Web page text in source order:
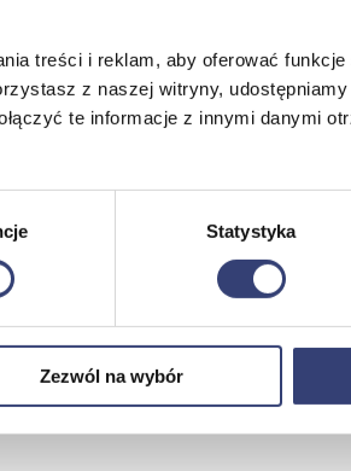
treści i reklam, aby oferować funkcje
z naszej witryny,
te informacje z innymi danymi
Statystyka
Zezwól na wybór